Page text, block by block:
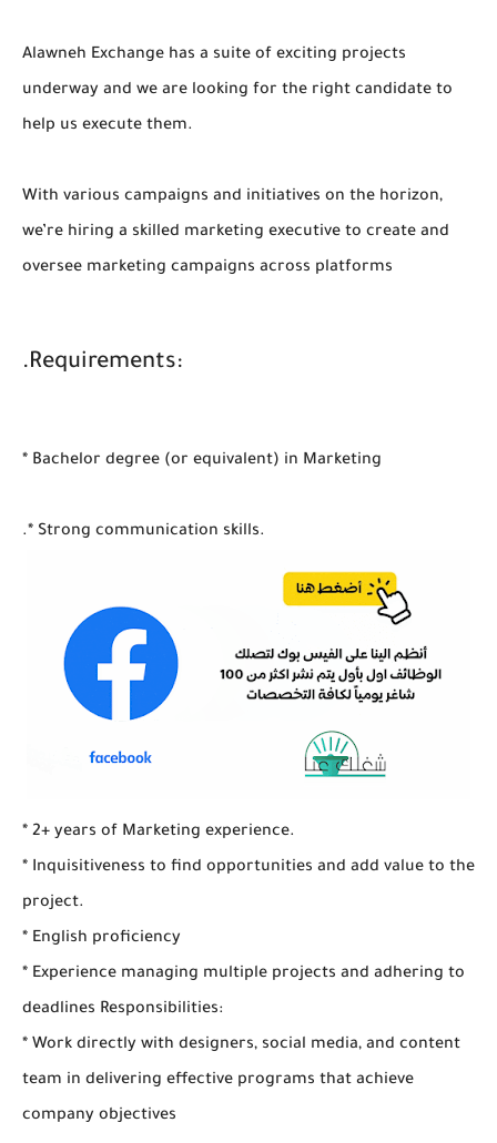
Alawneh Exchange has a suite of exciting projects
underway and we are looking for the right candidate to
help us execute them.
With various campaigns and initiatives on the horizon,
we’re hiring a skilled marketing executive to create and
oversee marketing campaigns across platforms
.Requirements:
* Bachelor degree (or equivalent) in Marketing
.* Strong communication skills.
* 2+ years of Marketing experience.
* Inquisitiveness to find opportunities and add value to the
project.
* English proficiency
* Experience managing multiple projects and adhering to
deadlines Responsibilities:
* Work directly with designers, social media, and content
team in delivering effective programs that achieve
company objectives